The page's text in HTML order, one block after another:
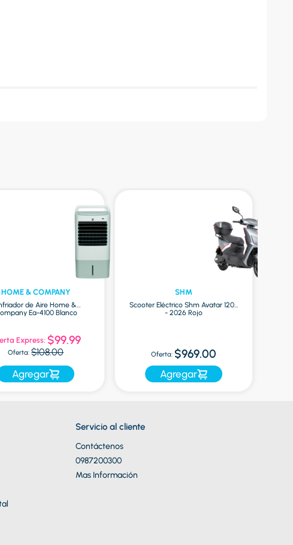
HOME & COMPANY
de Aire Home &
Ea-4100 Blanco
Express: $99.99
Oferta: $108.00
Agregar
SHM
Scooter Eléctrico Shm Avatar 1200
- 2026 Rojo
Oferta: $969.00
Agregar
Servicio al cliente
Contáctenos
0987200300
Mas Información